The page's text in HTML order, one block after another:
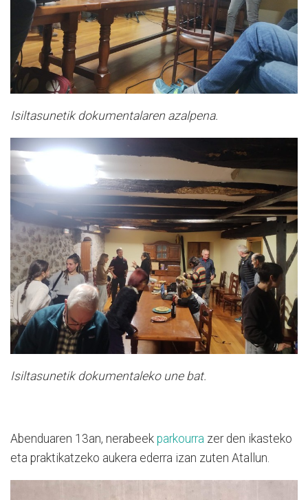
Isiltasunetik dokumentalaren azalpena.
Isiltasunetik dokumentaleko une bat.
Abenduaren 13an, nerabeek parkourra zer den ikasteko
eta praktikatzeko aukera ederra izan zuten Atallun.